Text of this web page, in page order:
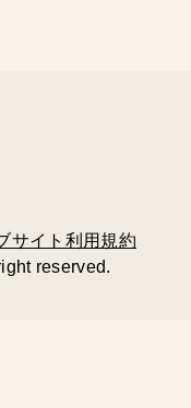
サイト利用規約
reserved.